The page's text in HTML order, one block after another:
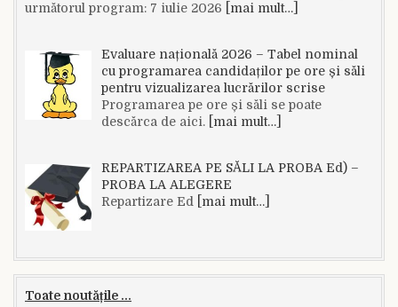
următorul program: 7 iulie 2026
[mai mult…]
Evaluare națională 2026 – Tabel nominal
cu programarea candidaților pe ore și săli
pentru vizualizarea lucrărilor scrise
Programarea pe ore și săli se poate
descărca de aici.[mai mult…]
REPARTIZAREA PE SĂLI LA PROBA Ed) –
PROBA LA ALEGERE
Repartizare Ed[mai mult…]
Toate noutățile ...